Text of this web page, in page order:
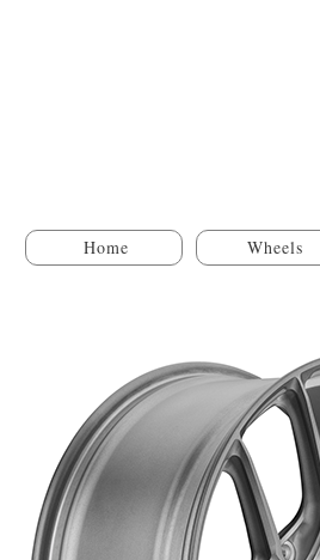
Home Wheels